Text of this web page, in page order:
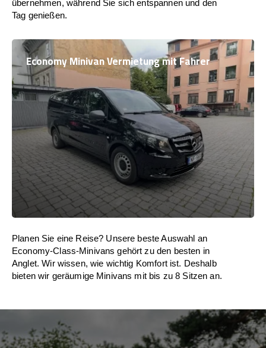
übernehmen, während Sie sich entspannen und den
Tag genießen.
Economy Minivan Vermietung mit Fahrer
Planen Sie eine Reise? Unsere beste Auswahl an
Economy-Class-Minivans gehört zu den besten in
Anglet. Wir wissen, wie wichtig Komfort ist. Deshalb
bieten wir geräumige Minivans mit bis zu 8 Sitzen an.